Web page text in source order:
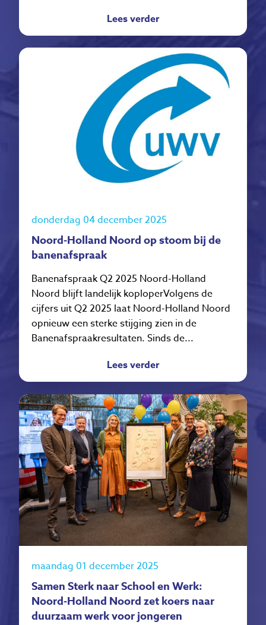
Lees verder
donderdag 04 december 2025
Noord-Holland Noord op stoom bij de
banenafspraak
Banenafspraak Q2 2025 Noord-Holland
Noord blijft landelijk koploperVolgens de
cijfers uit Q2 2025 laat Noord-Holland Noord
opnieuw een sterke stijging zien in de
Banenafspraakresultaten. Sinds de...
Lees verder
maandag 01 december 2025
Samen Sterk naar School en Werk:
Noord-Holland Noord zet koers naar
duurzaam werk voor jongeren